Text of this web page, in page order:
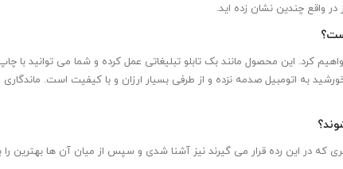
در واقع چندین نشان زده اید.
کرد. این محصول مانند بک تابلو تبلیغاتی عمل کرده و شما می توانید با
اتومبیل صدمه نزده و از طرفی بسیار ارزان و با کیفیت است. ماندگاری
که در این رده قرار می گیرند نیز آشنا شدی و سپس از میان آن ها بهترین را